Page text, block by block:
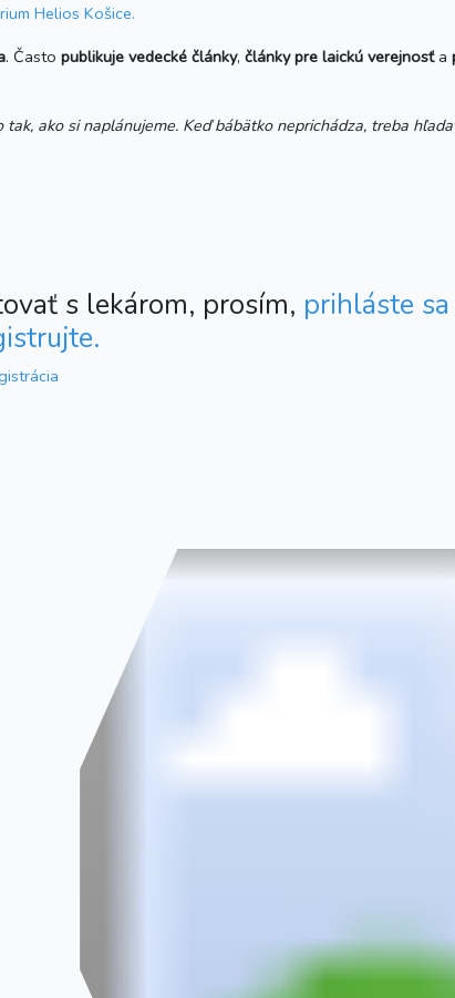
Helios Košice.
. Často publikuje vedecké články, články pre laickú verejnosť a
ako si naplánujeme. Keď bábätko neprichádza, treba
s lekárom, prosím, prihláste sa